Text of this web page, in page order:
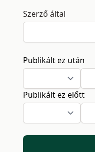
Szerző által
Publikált ez után
Publikált ez előtt